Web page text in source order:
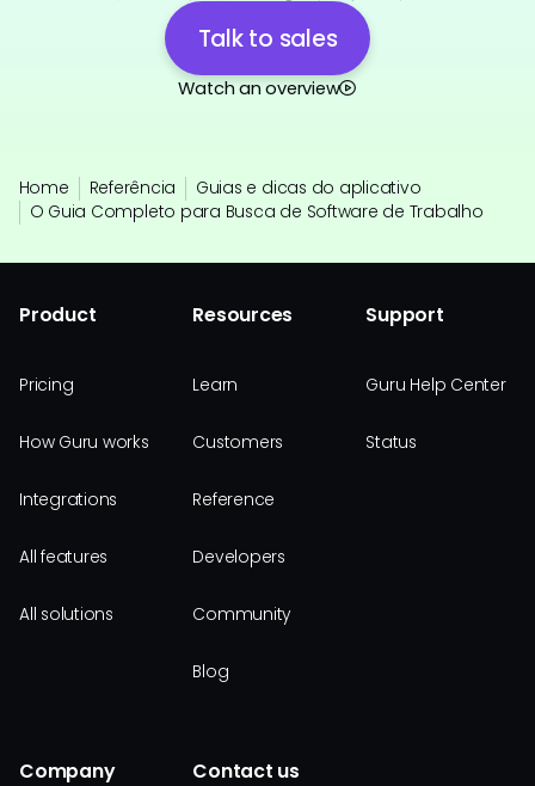
Talk to sales
Watch an overview
Home Referência
Guias e dicas do aplicativo
O Guia Completo para Busca de Software de Trabalho
Product
Pricing
How Guru works
Integrations
All features
All solutions
Resources
Learn
Customers
Reference
Developers
Community
Blog
Support
Guru Help Center
Status
Company Contact us